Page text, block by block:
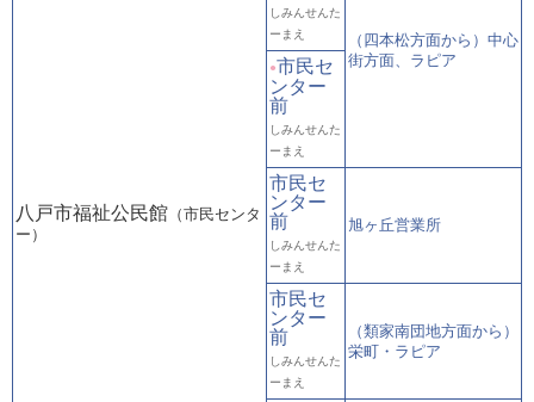
八戸市福祉公民館 （市民センタ
ー）
しみんせんた
ーまえ
（四本松方面から）中心
街方面、ラピア
●市民セ
ンター
前
しみんせんた
ーまえ
市民セ
ンター
前
しみんせんた
ーまえ
旭ヶ丘営業所
市民セ
ンター
前
しみんせんた
ーまえ
（類家南団地方面から）
栄町・ラピア